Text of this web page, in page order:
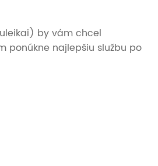
by vám chcel
ponúkne najlepšiu službu po